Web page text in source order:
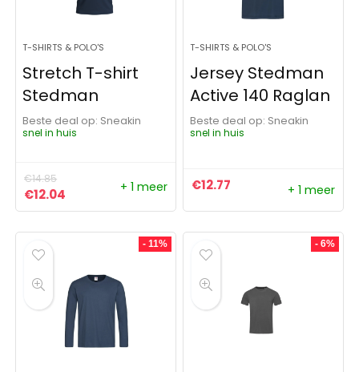
T-SHIRTS & POLO'S
Stretch T-shirt
Stedman
Beste deal op:
Sneakin
snel in huis
€14.85
Oorspronkelijke prijs was: €14.85.
€12.04 Huidige prijs is: €12.04.
+ 1 meer
T-SHIRTS & POLO'S
Jersey Stedman
Active 140 Raglan
Beste deal op:
Sneakin
snel in huis
€12.77 + 1 meer
- 11% - 6%